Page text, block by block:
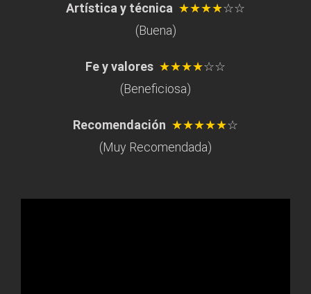
Artística y técnica ★★★★☆☆
(Buena)
Fe y valores ★★★★☆☆
(Beneficiosa)
Recomendación ★★★★★☆
(Muy Recomendada)